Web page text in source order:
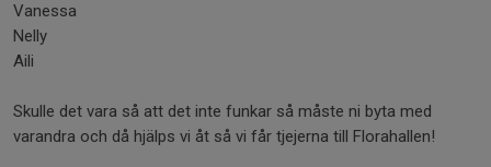
Vanessa
Nelly
Aili
Skulle det vara så att det inte funkar så måste ni byta med
varandra och då hjälps vi åt så vi får tjejerna till Florahallen!